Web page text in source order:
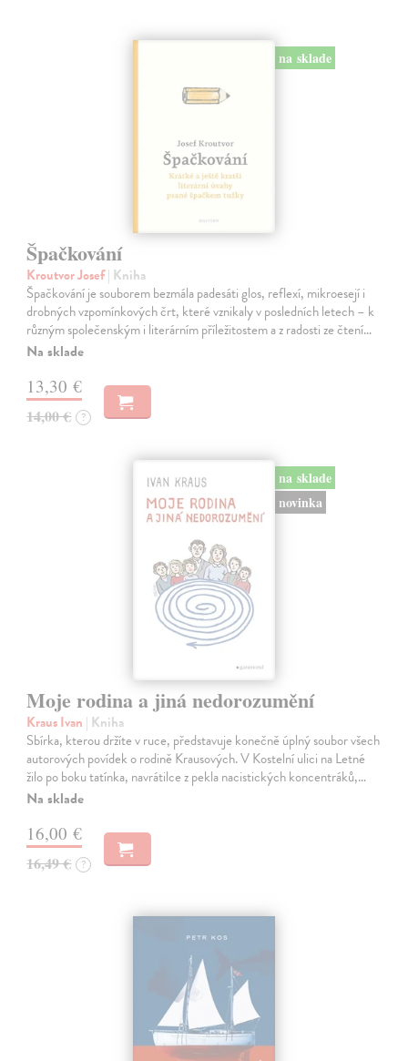
na sklade
Špačkování
Kroutvor Josef| Kniha
Špačkování je souborem bezmála padesáti glos, reflexí, mikroesejí i
drobných vzpomínkových črt, které vznikaly v posledních letech – k
různým společenským i literárním příležitostem a z radosti ze čtení…
Na sklade
13,30 €
14,00 € ?
na sklade
novinka
Moje rodina a jiná nedorozumění
Kraus Ivan | Kniha
Sbírka, kterou držíte v ruce, představuje konečně úplný soubor všech
autorových povídek o rodině Krausových. V Kostelní ulici na Letné
žilo po boku tatínka, navrátilce z pekla nacistických koncentráků,…
Na sklade
16,00 €
16,49 € ?